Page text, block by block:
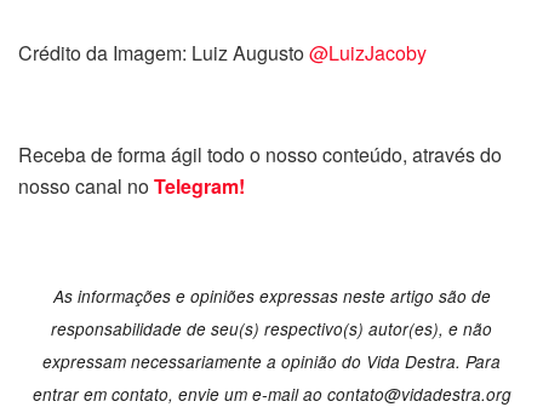
Crédito da Imagem: Luiz Augusto@LuizJacoby
Receba de forma ágil todo o nosso conteúdo, através do
nosso canal noTelegram!
As informações e opiniões expressas neste artigo são de
responsabilidade de seu(s) respectivo(s) autor(es), e não
expressam necessariamente a opinião do Vida Destra. Para
entrar em contato, envie um e-mail ao contato@vidadestra.org